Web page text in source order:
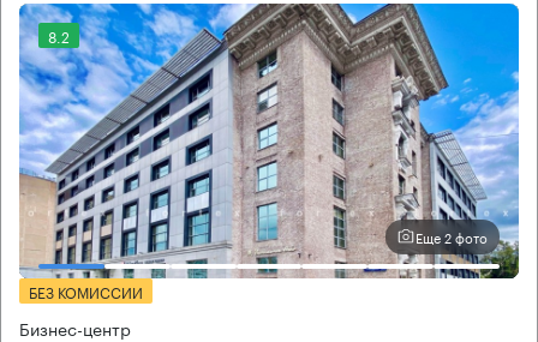
8.2
Еще 2 фото
БЕЗ КОМИССИИ
Бизнес-центр